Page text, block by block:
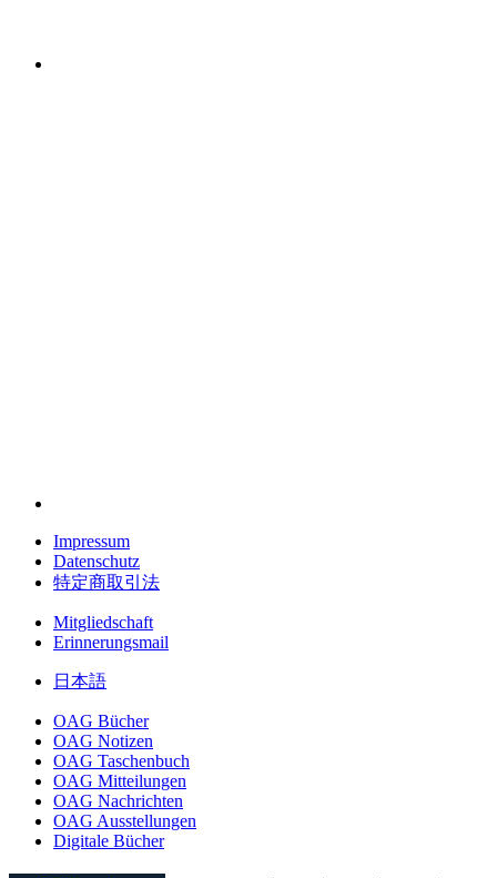
Impressum
Datenschutz
特定商取引法
Mitgliedschaft
Erinnerungsmail
日本語
OAG Bücher
OAG Notizen
OAG Taschenbuch
OAG Mitteilungen
OAG Nachrichten
OAG Ausstellungen
Digitale Bücher